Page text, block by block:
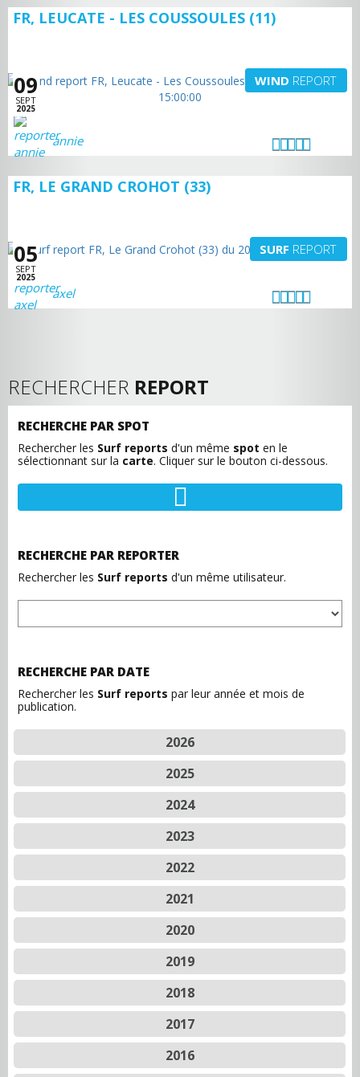
FR, LEUCATE - LES COUSSOULES (11)
09
SEPT
2025
WIND REPORT
annie
FR, LE GRAND CROHOT (33)
05
SEPT
2025
SURF REPORT
axel
RECHERCHER REPORT
RECHERCHE PAR SPOT
Rechercher les Surf reports d'un même spot en le
sélectionnant sur la carte. Cliquer sur le bouton ci-dessous.
RECHERCHE PAR REPORTER
Rechercher les Surf reports d'un même utilisateur.
RECHERCHE PAR DATE
Rechercher les Surf reports par leur année et mois de
publication.
2026
2025
2024
2023
2022
2021
2020
2019
2018
2017
2016